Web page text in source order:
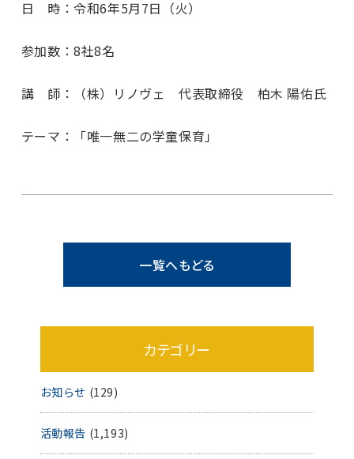
日 時：令和6年5月7日（火）
参加数：8社8名
講 師：（株）リノヴェ 代表取締役 柏木 陽佑氏
テーマ：「唯一無二の学童保育」
一覧へもどる
カテゴリー
お知らせ (129)
活動報告 (1,193)